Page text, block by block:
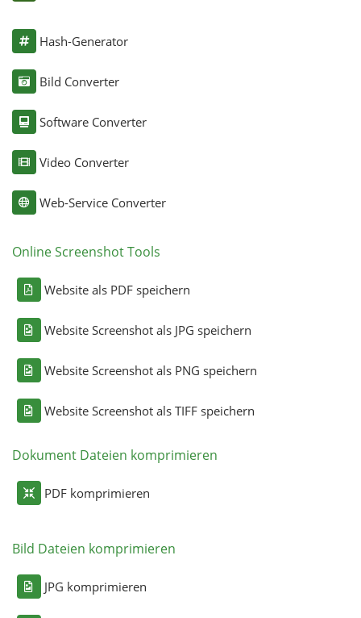
Hash-Generator
Bild Converter
Software Converter
Video Converter
Web-Service Converter
Online Screenshot Tools
Website als PDF speichern
Website Screenshot als JPG speichern
Website Screenshot als PNG speichern
Website Screenshot als TIFF speichern
Dokument Dateien komprimieren
PDF komprimieren
Bild Dateien komprimieren
JPG komprimieren